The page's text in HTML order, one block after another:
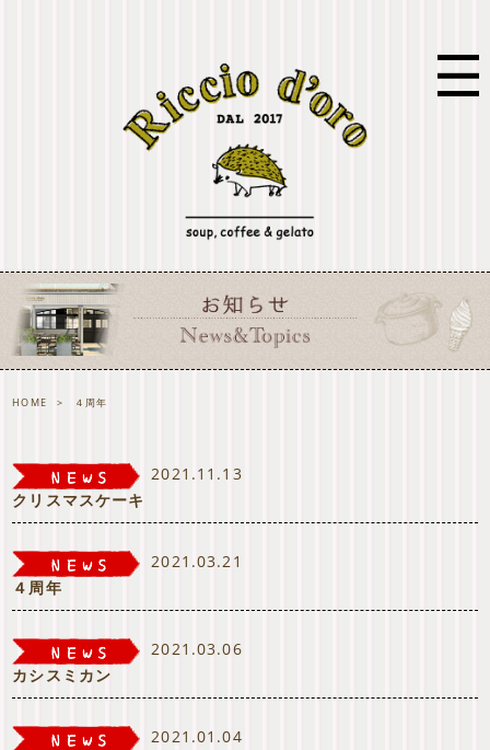
HOME > ４周年
2021.11.13
クリスマスケーキ
2021.03.21
４周年
2021.03.06
カシスミカン
2021.01.04